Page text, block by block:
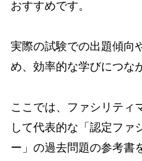
おすすめです。
実際の試験での出題傾向
め、効率的な学びにつな
ここでは、ファシリティ
して代表的な「認定ファ
ー」の過去問題の参考書